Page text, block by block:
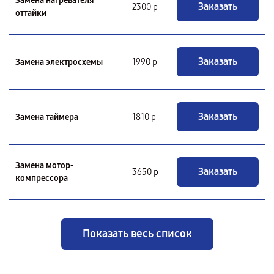
оттайки
2300 р Заказать
Замена электросхемы 1990 р Заказать
Замена таймера 1810 р Заказать
Замена мотор-
компрессора
3650 р Заказать
Показать весь список